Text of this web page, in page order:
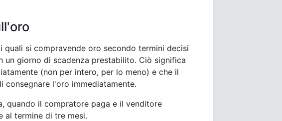
si compravende oro secondo termini decisi
un giorno di scadenza prestabilito. Ciò significa
(non per intero, per lo meno) e che il
l'oro immediatamente.
quando il compratore paga e il venditore
al termine di tre mesi.